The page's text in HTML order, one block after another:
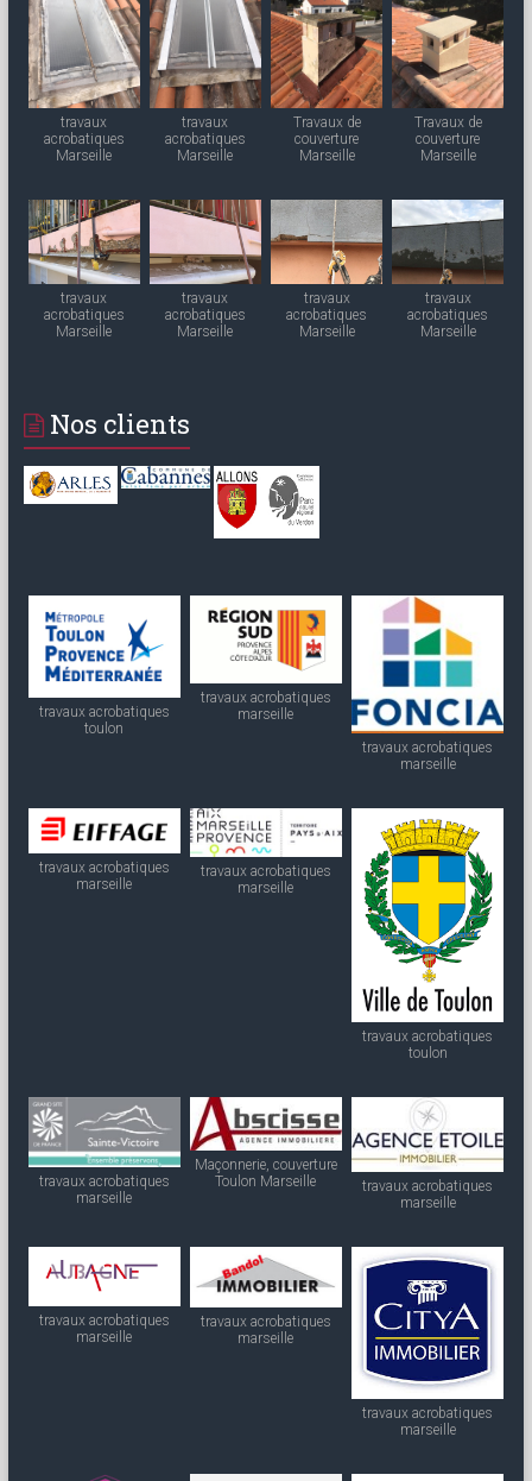
travaux
acrobatiques
Marseille
travaux
acrobatiques
Marseille
Travaux de
couverture
Marseille
Travaux de
couverture
Marseille
travaux
acrobatiques
Marseille
travaux
acrobatiques
Marseille
travaux
acrobatiques
Marseille
travaux
acrobatiques
Marseille
Nos clients
travaux acrobatiques
toulon
travaux acrobatiques
marseille
travaux acrobatiques
marseille
travaux acrobatiques
marseille
travaux acrobatiques
marseille
travaux acrobatiques
toulon
travaux acrobatiques
marseille
Maçonnerie, couverture
Toulon Marseille
travaux acrobatiques
marseille
travaux acrobatiques
marseille
travaux acrobatiques
marseille
travaux acrobatiques
marseille